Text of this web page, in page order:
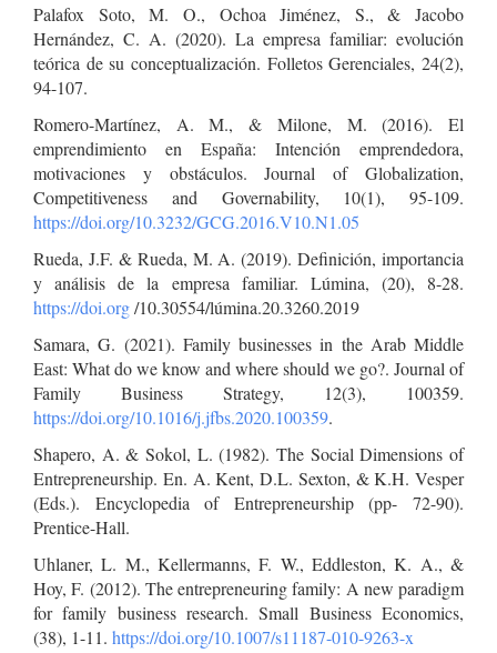
Palafox Soto, M. O., Ochoa Jiménez, S., & Jacobo
Hernández, C. A. (2020). La empresa familiar: evolución
teórica de su conceptualización. Folletos Gerenciales, 24(2),
94-107.
Romero-Martínez, A. M., & Milone, M. (2016). El
emprendimiento en España: Intención emprendedora,
motivaciones y obstáculos. Journal of Globalization,
Competitiveness and Governability, 10(1), 95-109.
https://doi.org/10.3232/GCG.2016.V10.N1.05
Rueda, J.F. & Rueda, M. A. (2019). Definición, importancia
y análisis de la empresa familiar. Lúmina, (20), 8-28.
https://doi.org/10.30554/lúmina.20.3260.2019
Samara, G. (2021). Family businesses in the Arab Middle
East: What do we know and where should we go?. Journal of
Family Business Strategy, 12(3), 100359.
https://doi.org/10.1016/j.jfbs.2020.100359.
Shapero, A. & Sokol, L. (1982). The Social Dimensions of
Entrepreneurship. En. A. Kent, D.L. Sexton, & K.H. Vesper
(Eds.). Encyclopedia of Entrepreneurship (pp- 72-90).
Prentice-Hall.
Uhlaner, L. M., Kellermanns, F. W., Eddleston, K. A., &
Hoy, F. (2012). The entrepreneuring family: A new paradigm
for family business research. Small Business Economics,
(38), 1-11. https://doi.org/10.1007/s11187-010-9263-x